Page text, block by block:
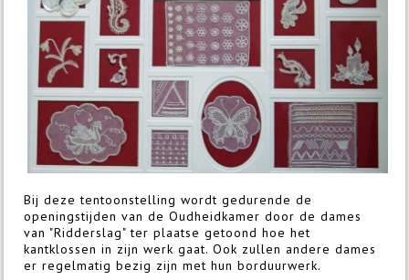
Bij deze tentoonstelling wordt gedurende de
openingstijden van de Oudheidkamer door de dames
van "Ridderslag" ter plaatse getoond hoe het
kantklossen in zijn werk gaat. Ook zullen andere dames
er regelmatig bezig zijn met hun borduurwerk.